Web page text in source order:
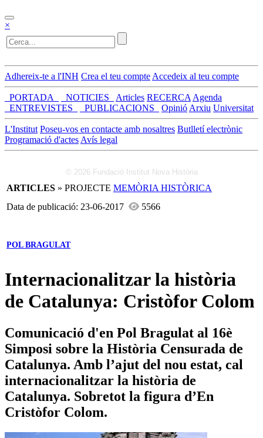
×
Adhereix-te a l'INH Crea el teu compte Accedeix al teu compte
_PORTADA_ _NOTICIES_ Articles RECERCA Agenda
_ENTREVISTES_
_PUBLICACIONS_ Opinió Arxiu Universitat
L'Institut Poseu-vos en contacte amb nosaltres Butlletí electrònic
Programació d'actes Avís legal
© 2026 Fundació Institut Nova Història
ARTICLES » PROJECTE MEMÒRIA HISTÒRICA
Data de publicació: 23-06-2017
5566
POL BRAGULAT
Internacionalitzar la història
de Catalunya: Cristòfor Colom
Comunicació d'en Pol Bragulat al 16è
Simposi sobre la Història Censurada de
Catalunya. Amb l’ajut del nou estat, cal
internacionalitzar la història de
Catalunya. Sobretot la figura d’En
Cristòfor Colom.